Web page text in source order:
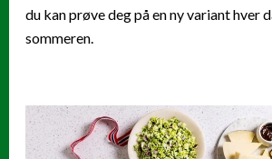
du kan prøve deg på en ny variant hver
sommeren.